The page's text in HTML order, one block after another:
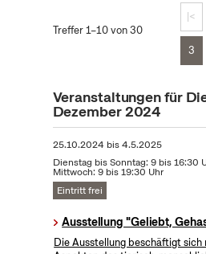
Treffer 1–10 von 30
|<
3
Veranstaltungen für
Dezember 2024
25.10.2024 bis4.5.2025
Dienstag bis Sonntag: 9 bis 16:30
Mittwoch: 9 bis 19:30 Uhr
Eintritt frei
Ausstellung "Geliebt,
Die Ausstellung beschäftigt